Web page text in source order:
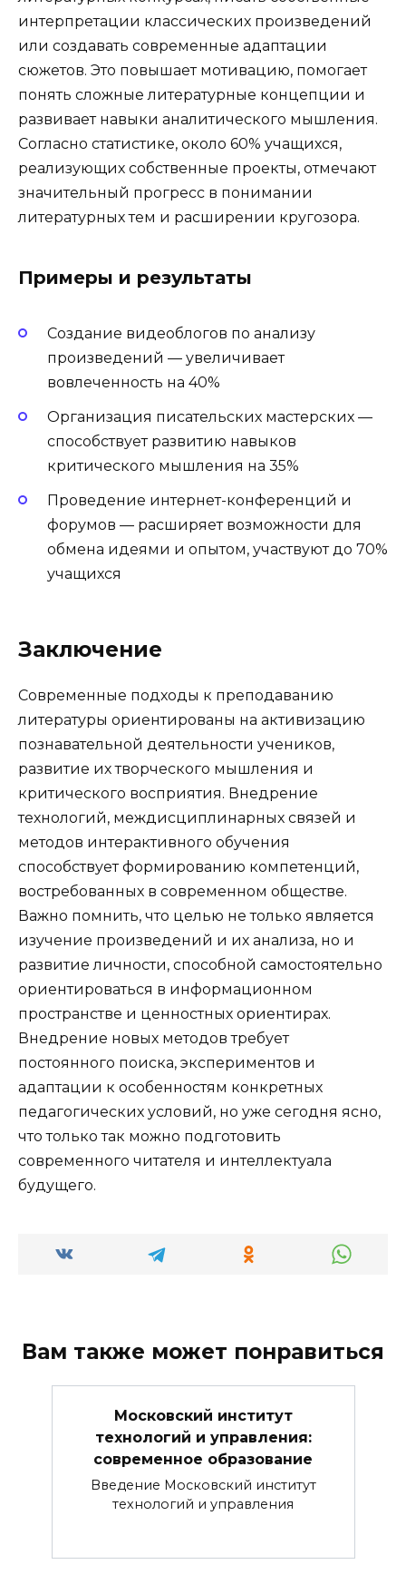
интерпретации классических произведений
или создавать современные адаптации
сюжетов. Это повышает мотивацию, помогает
понять сложные литературные концепции и
развивает навыки аналитического мышления.
Согласно статистике, около 60% учащихся,
реализующих собственные проекты, отмечают
значительный прогресс в понимании
литературных тем и расширении кругозора.
Примеры и результаты
Создание видеоблогов по анализу
произведений — увеличивает
вовлеченность на 40%
Организация писательских мастерских —
способствует развитию навыков
критического мышления на 35%
Проведение интернет-конференций и
форумов — расширяет возможности для
обмена идеями и опытом, участвуют до 70%
учащихся
Заключение
Современные подходы к преподаванию
литературы ориентированы на активизацию
познавательной деятельности учеников,
развитие их творческого мышления и
критического восприятия. Внедрение
технологий, междисциплинарных связей и
методов интерактивного обучения
способствует формированию компетенций,
востребованных в современном обществе.
Важно помнить, что целью не только является
изучение произведений и их анализа, но и
развитие личности, способной самостоятельно
ориентироваться в информационном
пространстве и ценностных ориентирах.
Внедрение новых методов требует
постоянного поиска, экспериментов и
адаптации к особенностям конкретных
педагогических условий, но уже сегодня ясно,
что только так можно подготовить
современного читателя и интеллектуала
будущего.
Вам также может понравиться
Московский институт
технологий и управления:
современное образование
Введение Московский институт
технологий и управления